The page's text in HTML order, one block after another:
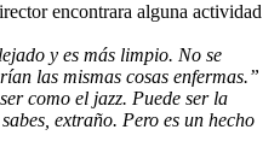
encontrara alguna actividad
y es más limpio. No se
las mismas cosas enfermas.”
como el jazz. Puede ser la
extraño. Pero es un hecho